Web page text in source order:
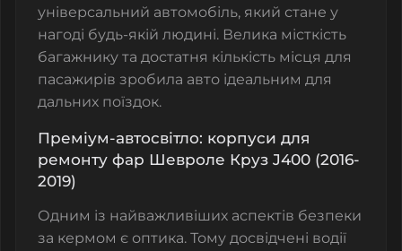
універсальний автомобіль, який стане у
нагоді будь-якій людині. Велика місткість
багажнику та достатня кількість місця для
пасажирів зробила авто ідеальним для
дальних поїздок.
Преміум-автосвітло: корпуси для
ремонту фар Шевроле Круз J400 (2016-
2019)
Одним із найважливіших аспектів безпеки
за кермом є оптика. Тому досвідчені водії